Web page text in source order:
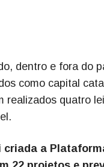
dentro e fora do
como capital
realizados quatro
a